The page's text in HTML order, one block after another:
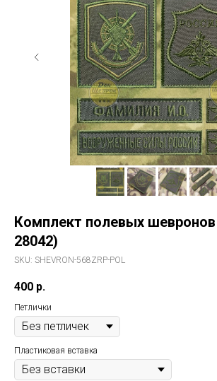
Комплект полевых
28042)
SKU: SHEVRON-568ZRP-POL
400 р.
Петлички
Пластиковая вставка